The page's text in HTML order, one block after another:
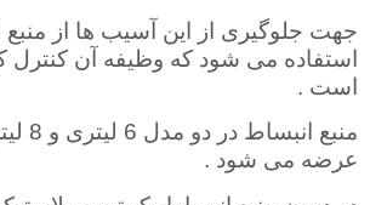
جهت جلوگیری از این آسیب ها از منبع
استفاده می شود که وظیفه آن
است .
منبع
عرضه می شود .